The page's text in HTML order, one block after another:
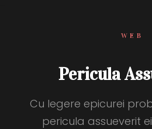
WEB
Pericula
Cu legere epicurei
pericula assueverit